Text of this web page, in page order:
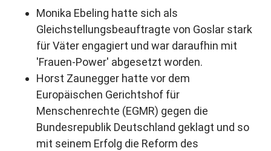
Monika Ebeling hatte sich als
Gleichstellungsbeauftragte von Goslar stark
für Väter engagiert und war daraufhin mit
'Frauen-Power' abgesetzt worden.
Horst Zaunegger hatte vor dem
Europäischen Gerichtshof für
Menschenrechte (EGMR) gegen die
Bundesrepublik Deutschland geklagt und so
mit seinem Erfolg die Reform des